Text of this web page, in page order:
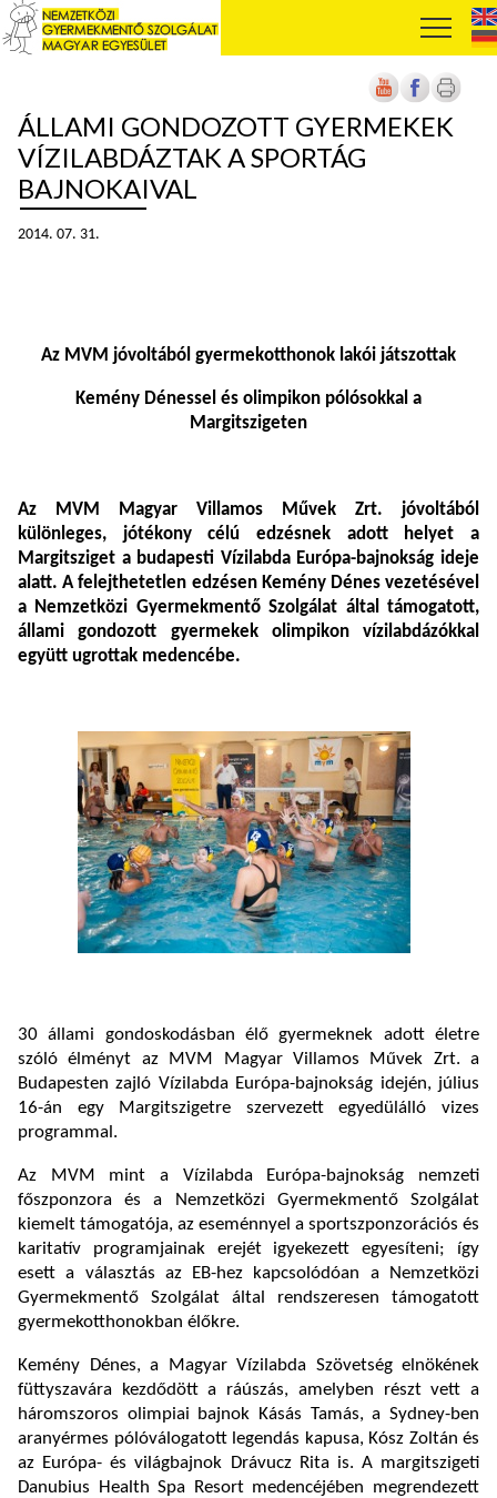
ÁLLAMI GONDOZOTT GYERMEKEK
VÍZILABDÁZTAK A SPORTÁG
BAJNOKAIVAL
2014. 07. 31.
Az MVM jóvoltából gyermekotthonok lakói játszottak
Kemény Dénessel és olimpikon pólósokkal a
Margitszigeten
Az MVM Magyar Villamos Művek Zrt. jóvoltából
különleges, jótékony célú edzésnek adott helyet a
Margitsziget a budapesti Vízilabda Európa-bajnokság ideje
alatt. A felejthetetlen edzésen Kemény Dénes vezetésével
a Nemzetközi Gyermekmentő Szolgálat által támogatott,
állami gondozott gyermekek olimpikon vízilabdázókkal
együtt ugrottak medencébe.
30 állami gondoskodásban élő gyermeknek adott életre
szóló élményt az MVM Magyar Villamos Művek Zrt. a
Budapesten zajló Vízilabda Európa-bajnokság idején, július
16-án egy Margitszigetre szervezett egyedülálló vizes
programmal.
Az MVM mint a Vízilabda Európa-bajnokság nemzeti
főszponzora és a Nemzetközi Gyermekmentő Szolgálat
kiemelt támogatója, az eseménnyel a sportszponzorációs és
karitatív programjainak erejét igyekezett egyesíteni; így
esett a választás az EB-hez kapcsolódóan a Nemzetközi
Gyermekmentő Szolgálat által rendszeresen támogatott
gyermekotthonokban élőkre.
Kemény Dénes, a Magyar Vízilabda Szövetség elnökének
füttyszavára kezdődött a ráúszás, amelyben részt vett a
háromszoros olimpiai bajnok Kásás Tamás, a Sydney-ben
aranyérmes pólóválogatott legendás kapusa, Kósz Zoltán és
az Európa- és világbajnok Drávucz Rita is. A margitszigeti
Danubius Health Spa Resort medencéjében megrendezett